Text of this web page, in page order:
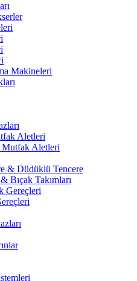
Makineleri
Aletleri
Aletleri
& Düdüklü Tencere
Bıçak Takımları
Gereçleri